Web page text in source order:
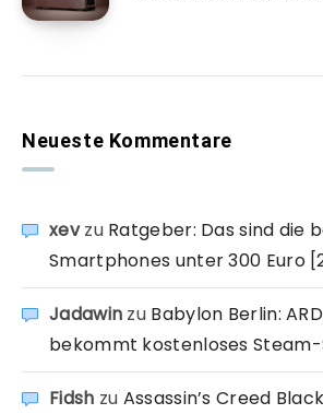
Neueste Kommentare
xevzu Ratgeber: Das sind die
Smartphones unter 300 Euro
Jadawin zu Babylon Berlin:
bekommt kostenloses
Fidsh zu Assassin’s Creed